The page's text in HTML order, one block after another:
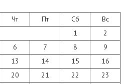
Чт Пт Сб
Вс
1
2
6 7 8
9
13 14 15
16
20 21 22
23